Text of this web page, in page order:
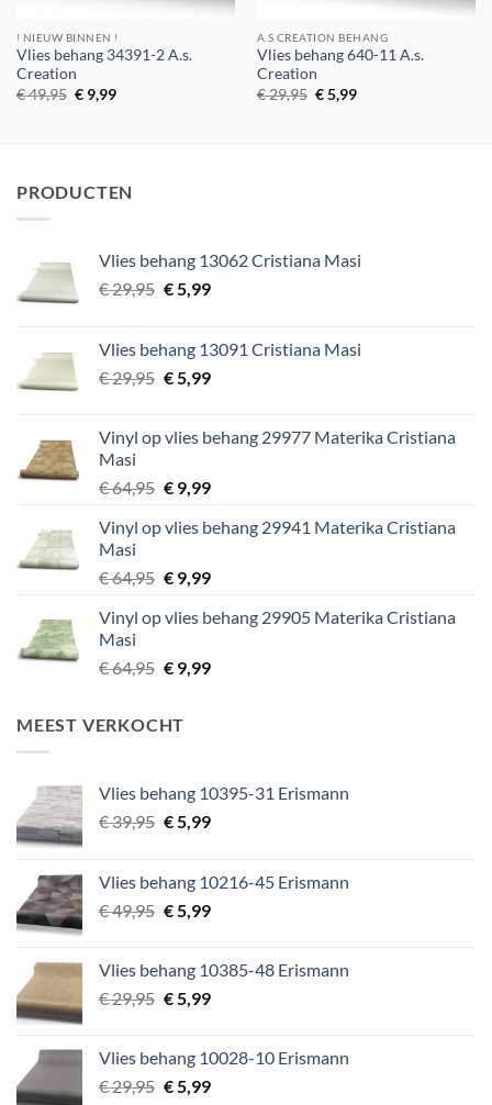
! NIEUW BINNEN !
Vlies behang 34391-2 A.s.
Creation
€49,95 Oorspronkelijke
prijs
€9,99Huidige
A.S CREATION BEHANG
Vlies behang 640-11 A.s.
Creation
€29,95 Oorspronkelijke
prijs
€5,99Huidige
PRODUCTEN
Vlies behang 13062 Cristiana Masi
€29,95 Oorspronkelijke
€ 29,95.
€5,99Huidige
€ 5,99.
Vlies behang 13091 Cristiana Masi
€29,95 Oorspronkelijke
€ 29,95.
€5,99Huidige
€ 5,99.
Vinyl op vlies behang 29977 Materika Cristiana
Masi
€64,95 Oorspronkelijke
was:
€9,99Huidige
is:
Vinyl op vlies behang 29941 Materika Cristiana
Masi
€64,95 Oorspronkelijke
was:
€9,99Huidige
is:
Vinyl op vlies behang 29905 Materika Cristiana
Masi
€64,95 Oorspronkelijke
€ 64,95.
€9,99Huidige
MEEST VERKOCHT
Vlies behang 10395-31 Erismann
€39,95 Oorspronkelijke
€ 39,95.
€5,99Huidige
€ 5,99.
Vlies behang 10216-45 Erismann
€49,95 Oorspronkelijke
€ 49,95.
€5,99Huidige
€ 5,99.
Vlies behang 10385-48 Erismann
€29,95 Oorspronkelijke
€ 29,95.
€5,99Huidige
€ 5,99.
Vlies behang 10028-10 Erismann
€29,95 Oorspronkelijke
€5,99Huidige